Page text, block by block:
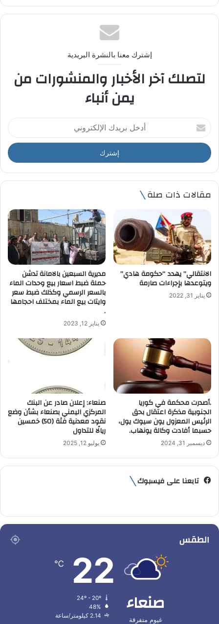
إشترك معنا بالنشرة البريدية
لتصلك آخر الأخبار والمنشورات من
يمن أنباء
أ
د
خ
ل
ر
د
ل
ك
ر
و
ن
مقالات ذات صلة
الانتقالي” يهدد “حكومة هادي”
ويتوعدها بإجراءات صارمة
يناير 31, 2022
مديرية السبعين بالامانة تدشن
حملة ضبط اسعار بيع وحدات الماء
بالسعر الرسمي وكذلك ضبط سعر
وايتات بيع الماء بمختلف احجامها
.
يناير 12, 2023
.أصدرت محكمة في كوريا
الجنوبية مذكرة اعتقال بحق
الرئيس المعزول يون سيوك يول،
حسبما أفادت وكالة يونهاب.
ديسمبر 31, 2024
صنعاء: إعلان صادر عن البنك
المركزي اليمني بصنعاء بشأن وضع
نقود معدنية فئة (50) خمسين
ريالًا للتداول
يوليو 12, 2025
تابعنا على فيسبوك
الطقس
صنعاء
غيوم متفرقة
22
℃
48%
2.14 كيلومتر/ساعة